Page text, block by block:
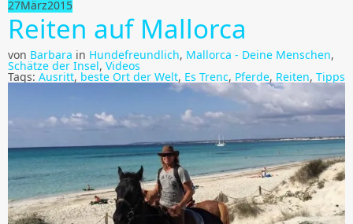
27März2015
Reiten auf Mallorca
von Barbara in Hundefreundlich, Mallorca - Deine Menschen,
Schätze der Insel, Videos
Tags: Ausritt, beste Ort der Welt, Es Trenc, Pferde, Reiten, Tipps